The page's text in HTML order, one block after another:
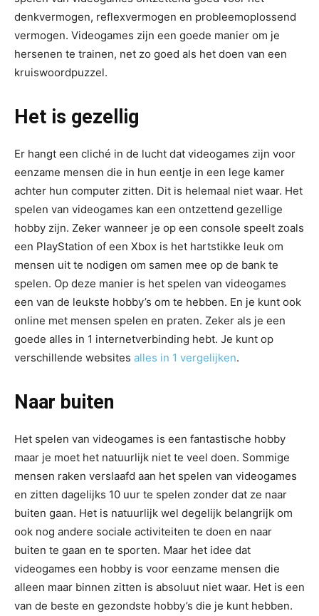
denkvermogen, reflexvermogen en probleemoplossend
vermogen. Videogames zijn een goede manier om je
hersenen te trainen, net zo goed als het doen van een
kruiswoordpuzzel.
Het is gezellig
Er hangt een cliché in de lucht dat videogames zijn voor
eenzame mensen die in hun eentje in een lege kamer
achter hun computer zitten. Dit is helemaal niet waar. Het
spelen van videogames kan een ontzettend gezellige
hobby zijn. Zeker wanneer je op een console speelt zoals
een PlayStation of een Xbox is het hartstikke leuk om
mensen uit te nodigen om samen mee op de bank te
spelen. Op deze manier is het spelen van videogames
een van de leukste hobby’s om te hebben. En je kunt ook
online met mensen spelen en praten. Zeker als je een
goede alles in 1 internetverbinding hebt. Je kunt op
verschillende websites alles in 1 vergelijken.
Naar buiten
Het spelen van videogames is een fantastische hobby
maar je moet het natuurlijk niet te veel doen. Sommige
mensen raken verslaafd aan het spelen van videogames
en zitten dagelijks 10 uur te spelen zonder dat ze naar
buiten gaan. Het is natuurlijk wel degelijk belangrijk om
ook nog andere sociale activiteiten te doen en naar
buiten te gaan en te sporten. Maar het idee dat
videogames een hobby is voor eenzame mensen die
alleen maar binnen zitten is absoluut niet waar. Het is een
van de beste en gezondste hobby’s die je kunt hebben.